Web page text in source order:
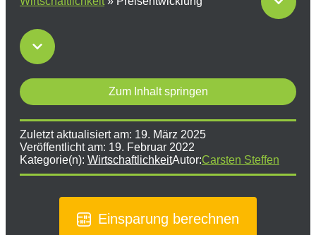
Zum Inhalt springen
Zuletzt aktualisiert am: 19. März 2025
Veröffentlicht am: 19. Februar 2022
Kategorie(n): WirtschaftlichkeitAutor:Carsten Steffen
Einsparung berechnen